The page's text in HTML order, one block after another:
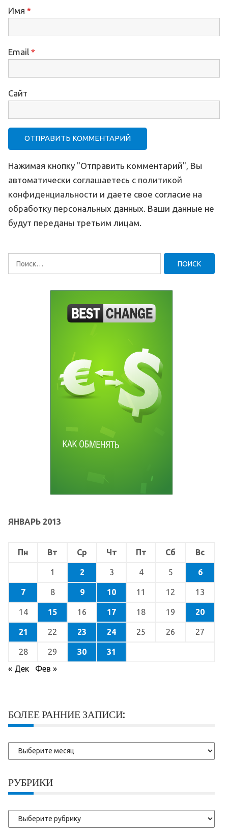
Имя *
Email *
Сайт
Нажимая кнопку "Отправить комментарий", Вы
автоматически соглашаетесь с политикой
конфиденциальности и даете свое согласие на
обработку персональных данных. Ваши данные не
будут переданы третьим лицам.
Найти:
ЯНВАРЬ 2013
Пн Вт Ср Чт Пт Сб Вс
1 2 3 4 5 6
7 8 9 10 11 12 13
14 15 16 17 18 19 20
21 22 23 24 25 26 27
28 29 30
31
« Дек
Фев »
БОЛЕЕ РАННИЕ ЗАПИСИ:
Более
ранние
РУБРИКИ
Рубрики